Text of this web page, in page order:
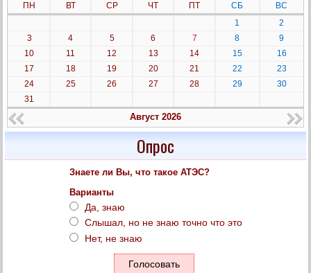
ПН ВТ СР ЧТ ПТ СБ
ВС
1
2
3
4 5 6 7 8
9
10
11 12 13 14 15
16
17
18 19 20 21 22
23
24
25 26 27 28 29
30
31
Август 2026
Опрос
Знаете ли Вы, что такое АТЭС?
Варианты
Да, знаю
Слышал, но не знаю точно что это
Нет, не знаю